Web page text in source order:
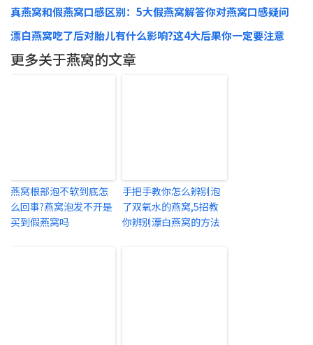
真燕窝和假燕窝口感区别：5大假燕窝解答你对燕窝口感疑问
漂白燕窝吃了后对胎儿有什么影响?这4大后果你一定要注意
更多关于燕窝的文章
燕窝根部泡不软到底怎
么回事?燕窝泡发不开是
买到假燕窝吗
手把手教你怎么辨别泡
了双氧水的燕窝,5招教
你辨别漂白燕窝的方法